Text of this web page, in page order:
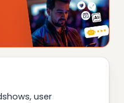
user